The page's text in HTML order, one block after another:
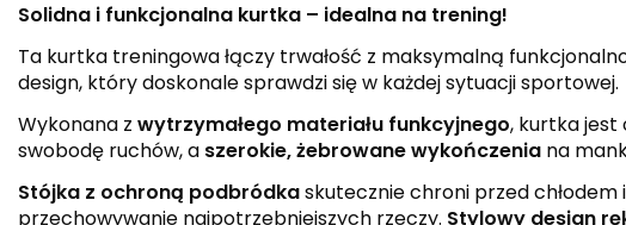
Solidna i funkcjonalna kurtka – idealna na trening!
Ta kurtka treningowa łączy trwałość z maksymalną
design, który doskonale sprawdzi się w każdej sytuacji sportowej.
Wykonana z wytrzymałego materiału funkcyjnego, kurtka jest
swobodę ruchów, a szerokie, żebrowane wykończenia na
Stójka z ochroną podbródkaskutecznie chroni przed
przechowywanie najpotrzebniejszych rzeczy. Stylowy design